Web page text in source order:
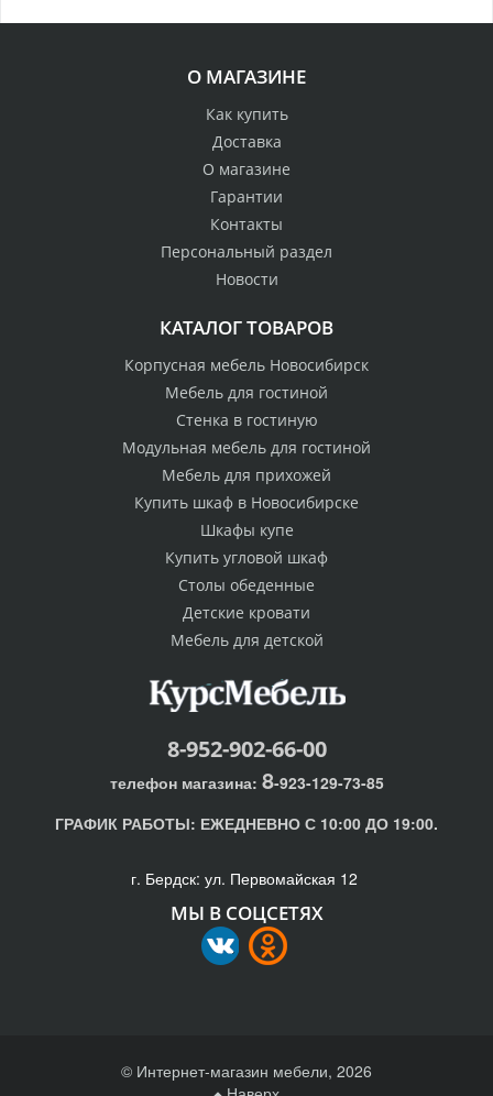
О МАГАЗИНЕ
Как купить
Доставка
О магазине
Гарантии
Контакты
Персональный раздел
Новости
КАТАЛОГ ТОВАРОВ
Корпусная мебель Новосибирск
Мебель для гостиной
Стенка в гостиную
Модульная мебель для гостиной
Мебель для прихожей
Купить шкаф в Новосибирске
Шкафы купе
Купить угловой шкаф
Столы обеденные
Детские кровати
Мебель для детской
8-952-902-66-00
телефон магазина: 8-923-129-73-85
ГРАФИК РАБОТЫ: ЕЖЕДНЕВНО С 10:00 ДО 19:00.
г. Бердск: ул. Первомайская 12
МЫ В СОЦСЕТЯХ
© Интернет-магазин мебели, 2026